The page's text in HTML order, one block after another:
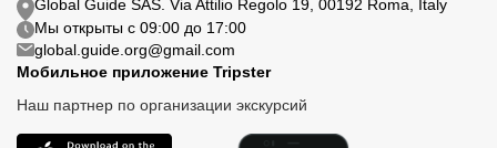
Global Guide SAS. Via Attilio Regolo 19, 00192 Roma, Italy
Мы открыты с 09:00 до 17:00
global.guide.org@gmail.com
Мобильное приложение Tripster
Наш партнер по организации экскурсий